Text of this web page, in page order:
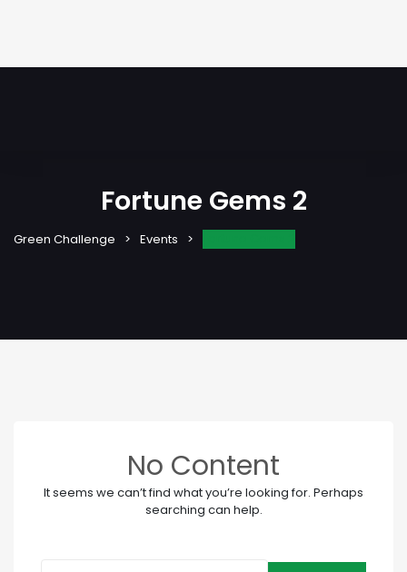
Fortune Gems 2
Green Challenge Events
No Content
It seems we can’t find what you’re looking for. Perhaps
searching can help.